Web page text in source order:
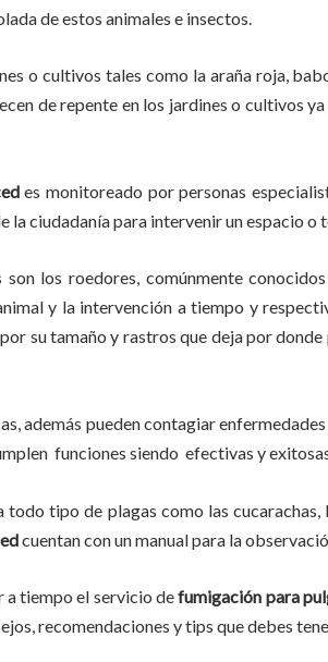
de estos animales e insectos.
o cultivos tales como la araña roja,
de repente en los jardines o cultivos
es monitoreado por personas
ciudadanía para intervenir un espacio o
los roedores, comúnmente
y la intervención a tiempo y
su tamaño y rastros que deja por
además pueden contagiar
funciones siendo efectivas y
tipo de plagas como las cucarachas,
cuentan con un manual para la
a tiempo el servicio defumigación para
recomendaciones y tips que debes